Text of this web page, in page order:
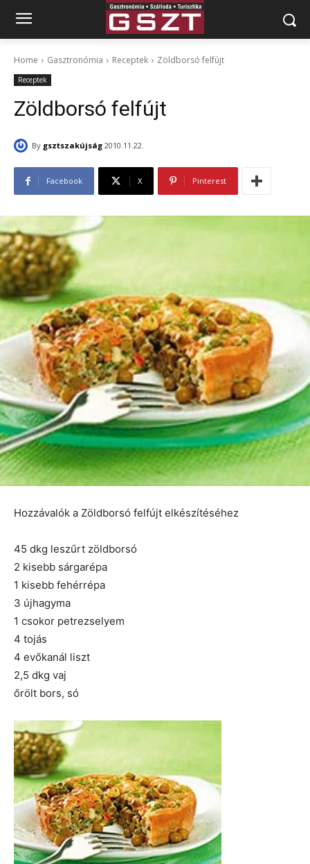
Home Gasztronómia Receptek Zöldborsó felfújt
Receptek
Zöldborsó felfújt
By gsztszakújság 2010.11.22.
Facebook X Pinterest
Hozzávalók a Zöldborsó felfújt elkészítéséhez
45 dkg leszűrt zöldborsó
2 kisebb sárgarépa
1 kisebb fehérrépa
3 újhagyma
1 csokor petrezselyem
4 tojás
4 evőkanál liszt
2,5 dkg vaj
őrölt bors, só